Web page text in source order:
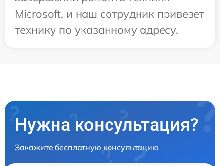
Microsoft, и наш сотрудник привезет
технику по указанному адресу.
Нужна консультация?
Закажите бесплатную консультацию